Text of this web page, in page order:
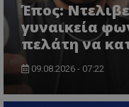
Έπος:
γυναικεία
πελάτη να
09.08.2026 - 07:22